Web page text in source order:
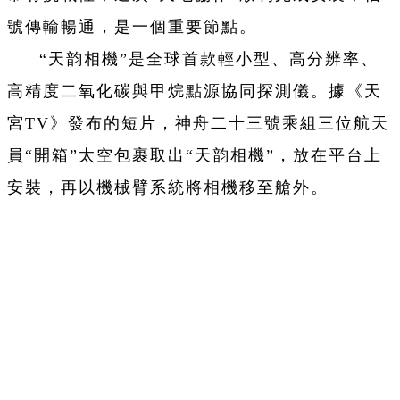
號傳輸暢通，是一個重要節點。
“天韵相機”是全球首款輕小型、高分辨率、
高精度二氧化碳與甲烷點源協同探測儀。據《天
宮TV》發布的短片，神舟二十三號乘組三位航天
員“開箱”太空包裹取出“天韵相機”，放在平台上
安裝，再以機械臂系統將相機移至艙外。